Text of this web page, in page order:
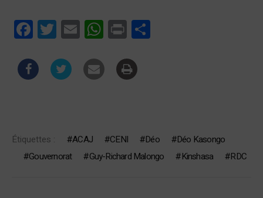
FacebookTwitterEmail WhatsApp
Print
Étiquettes : ACAJ CENI Déo
Déo Kasongo
Gouvernorat
Guy-Richard Malongo Kinshasa RDC